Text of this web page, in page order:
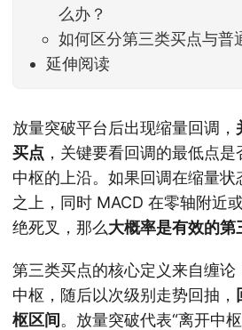
么办？
如何区分第三类买点与普
延伸阅读
放量突破平台后出现缩量回调，
买点 ，关键要看回调的最低点是
中枢的上沿。如果回调在缩量
之上，同时 MACD 在零轴附近
绝死叉，那么大概率是有效的第
第三类买点的核心定义来自缠
中枢，随后以次级别走势回抽，
枢区间。放量突破代表“离开中